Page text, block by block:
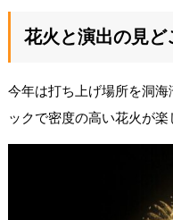
花火と演出の見ど
今年は打ち上げ場所を洞
ックで密度の高い花火が楽